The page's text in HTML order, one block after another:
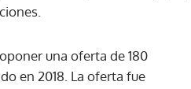
una oferta de 180
en 2018. La oferta fue